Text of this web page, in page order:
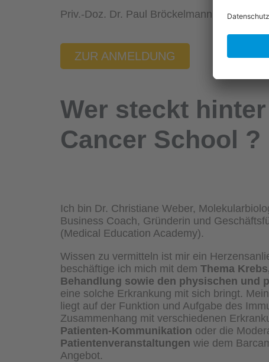
Priv.-Doz. Dr. Paul Bröckelmann
ZUR ANMELDUNG
Wer steckt
Cancer School ?
Ich bin Dr. Christiane Weber,
Business Coach, Gründerin und
(Medical Education Academy).
Wissen zu vermitteln ist mir ein
beschäftige ich mich mit dem Thema
Behandlung sowie den physischen und
eine solche Erkrankung mit sich bringt.
liegt auf der Funktion und Aufgabe des
Zusammenhang mit verschiedenen
Patienten-Kommunikation oder die
Patientenveranstaltungen wie dem
Angebot.